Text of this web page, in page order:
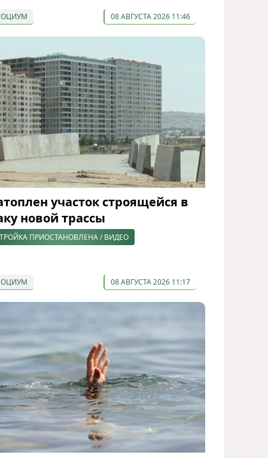
08 АВГУСТА 2026 11:46
участок строящейся в
новой трассы
ПРИОСТАНОВЛЕНА / ВИДЕО
08 АВГУСТА 2026 11:17